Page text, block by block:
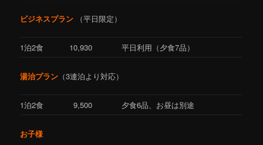
ビジネスプラン （平日限定）
1泊2食 10,930 平日利用（夕食7品）
湯治プラン （3連泊より対応）
1泊2食 9,500 夕食6品、お昼は別途
お子様